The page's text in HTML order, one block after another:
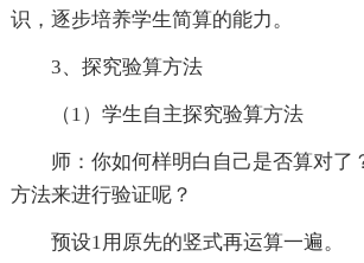
识，逐步培养学生简算的能力。
3、探究验算方法
（1）学生自主探究验算方法
师：你如何样明白自己是否算对了
方法来进行验证呢？
预设1用原先的竖式再运算一遍。